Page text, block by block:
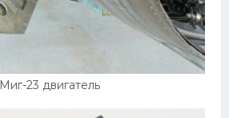
Миг-23 двигатель